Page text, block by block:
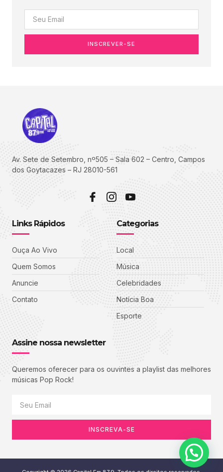
INSCREVER-SE
Av. Sete de Setembro, nº505 – Sala 602 – Centro, Campos
dos Goytacazes – RJ 28010-561
Links Rápidos
Ouça Ao Vivo
Quem Somos
Anuncie
Contato
Categorias
Local
Música
Celebridades
Notícia Boa
Esporte
Assine nossa newsletter
Queremos oferecer para os ouvintes a playlist das melhores
músicas Pop Rock!
INSCREVA-SE